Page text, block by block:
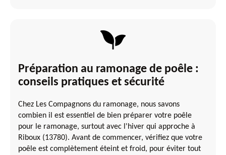
Préparation au ramonage de poêle :
conseils pratiques et sécurité
Chez Les Compagnons du ramonage, nous savons
combien il est essentiel de bien préparer votre poêle
pour le ramonage, surtout avec l'hiver qui approche à
Riboux (13780). Avant de commencer, vérifiez que votre
poêle est complètement éteint et froid, pour éviter tout